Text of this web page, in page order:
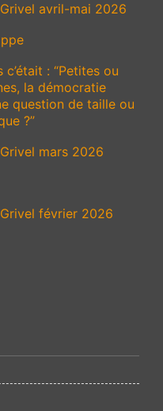
avril-mai 2026
: “Petites ou
la démocratie
question de taille ou
?”
mars 2026
février 2026